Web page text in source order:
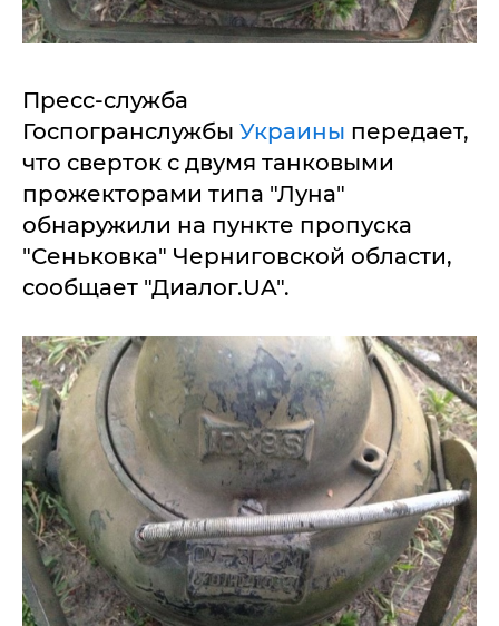
Пресс-служба
Госпогранслужбы Украины передает,
что сверток с двумя танковыми
прожекторами типа "Луна"
обнаружили на пункте пропуска
"Сеньковка" Черниговской области,
сообщает "Диалог.UA".